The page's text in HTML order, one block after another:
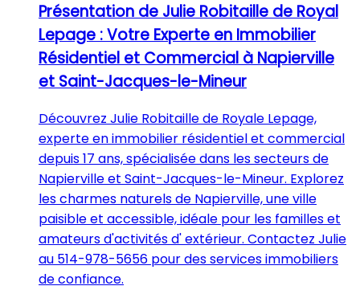
Présentation de Julie Robitaille de Royal
Lepage : Votre Experte en Immobilier
Résidentiel et Commercial à Napierville
et Saint-Jacques-le-Mineur
Découvrez Julie Robitaille de Royale Lepage,
experte en immobilier résidentiel et commercial
depuis 17 ans, spécialisée dans les secteurs de
Napierville et Saint-Jacques-le-Mineur. Explorez
les charmes naturels de Napierville, une ville
paisible et accessible, idéale pour les familles et
amateurs d'activités d' extérieur. Contactez Julie
au 514-978-5656 pour des services immobiliers
de confiance.